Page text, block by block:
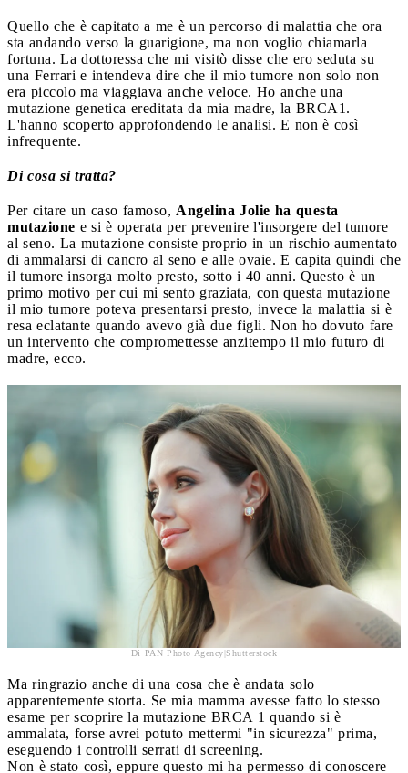
Quello che è capitato a me è un percorso di malattia che ora
sta andando verso la guarigione, ma non voglio chiamarla
fortuna. La dottoressa che mi visitò disse che ero seduta su
una Ferrari e intendeva dire che il mio tumore non solo non
era piccolo ma viaggiava anche veloce. Ho anche una
mutazione genetica ereditata da mia madre, la BRCA1.
L'hanno scoperto approfondendo le analisi. E non è così
infrequente.
Di cosa si tratta?
Per citare un caso famoso, Angelina Jolie ha questa
mutazione e si è operata per prevenire l'insorgere del tumore
al seno. La mutazione consiste proprio in un rischio aumentato
di ammalarsi di cancro al seno e alle ovaie. E capita quindi che
il tumore insorga molto presto, sotto i 40 anni. Questo è un
primo motivo per cui mi sento graziata, con questa mutazione
il mio tumore poteva presentarsi presto, invece la malattia si è
resa eclatante quando avevo già due figli. Non ho dovuto fare
un intervento che compromettesse anzitempo il mio futuro di
madre, ecco.
Di PAN Photo Agency|Shutterstock
Ma ringrazio anche di una cosa che è andata solo
apparentemente storta. Se mia mamma avesse fatto lo stesso
esame per scoprire la mutazione BRCA 1 quando si è
ammalata, forse avrei potuto mettermi "in sicurezza" prima,
eseguendo i controlli serrati di screening.
Non è stato così, eppure questo mi ha permesso di conoscere